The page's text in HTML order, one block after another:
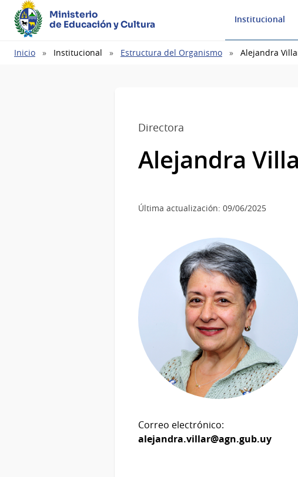
Ministerio
de Educación y Cultura
Institucional
Ruta
Inicio Institucional Estructura del Organismo Alejandra
Directora
Alejandra
Última actualización: 09/06/2025
Correo electrónico:
alejandra.villar@agn.gub.uy